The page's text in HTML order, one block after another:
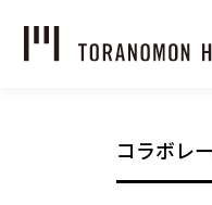
コラボレ